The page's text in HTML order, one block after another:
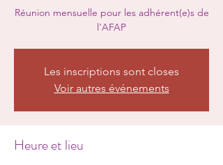
Réunion mensuelle pour les adhérent(e)s de
l'AFAP
Les inscriptions sont closes
Voir autres événements
Heure et lieu